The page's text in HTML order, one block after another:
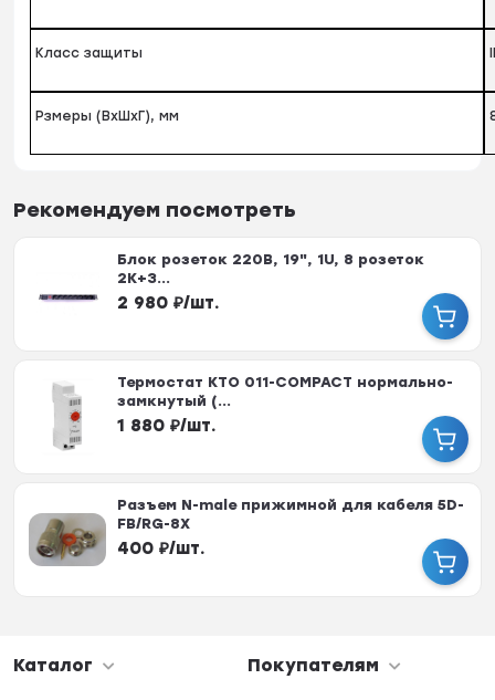
Класс защиты
Рзмеры (ВхШхГ), мм
Рекомендуем посмотреть
Блок розеток 220В, 19", 1U, 8 розеток
2К+З...
2 980 ₽/шт.
Термостат KTO 011-COMPACT нормально-
замкнутый (...
1 880 ₽/шт.
Разъем N-male прижимной для кабеля 5D-
FB/RG-8X
400 ₽/шт.
Каталог Покупателям